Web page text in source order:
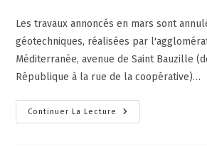
Les travaux annoncés en mars sont
géotechniques, réalisées par
Méditerranée, avenue de Saint Bauzille
République à la rue de la coopérative)…
Continuer La Lecture